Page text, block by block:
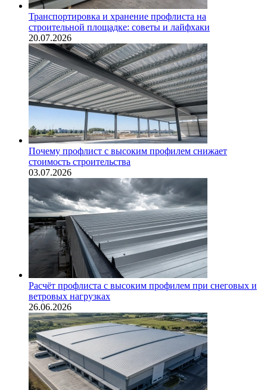
Транспортировка и хранение профлиста на
строительной площадке: советы и лайфхаки
20.07.2026
Почему профлист с высоким профилем снижает
стоимость строительства
03.07.2026
Расчёт профлиста с высоким профилем при снеговых и
ветровых нагрузках
26.06.2026